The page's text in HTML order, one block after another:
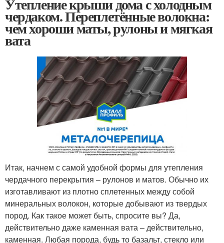
Утепление крыши дома с холодным
чердаком. Переплетённые волокна:
чем хороши маты, рулоны и мягкая
вата
Итак, начнем с самой удобной формы для утепления
чердачного перекрытия – рулонов и матов. Обычно их
изготавливают из плотно сплетенных между собой
минеральных волокон, которые добывают из твердых
пород. Как такое может быть, спросите вы? Да,
действительно даже каменная вата – действительно,
каменная. Любая порода, будь то базальт, стекло или